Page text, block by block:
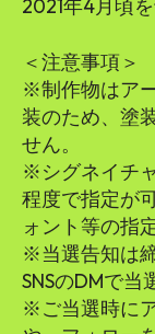
2021年4月頃
＜注意事項＞
※制作物はア
装のため、塗
せん。
※シグネイチ
程度で指定が
ォント等の指
※当選告知は
SNSのDMで当
※ご当選時に